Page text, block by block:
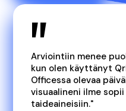
"
Arviointiin menee
kun olen käyttänyt
Officessa olevaa
visuaalineni ilme
taideaineisiin."